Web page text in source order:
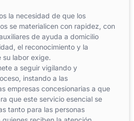
la necesidad de que los
se materialicen con rapidez, con
de ayuda a domicilio
el reconocimiento y la
su labor exige.
a seguir vigilando y
instando a las
empresas concesionarias a que
que este servicio esencial se
tanto para las personas